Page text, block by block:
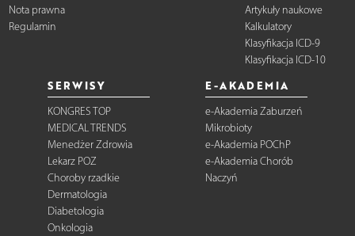
Nota prawna
Regulamin
Artykuły naukowe
Kalkulatory
Klasyfikacja ICD-9
Klasyfikacja ICD-10
SERWISY
KONGRES TOP
MEDICAL TRENDS
Menedżer Zdrowia
Lekarz POZ
Choroby rzadkie
Dermatologia
Diabetologia
Onkologia
E-AKADEMIA
e-Akademia Zaburzeń
Mikrobioty
e-Akademia POChP
e-Akademia Chorób
Naczyń